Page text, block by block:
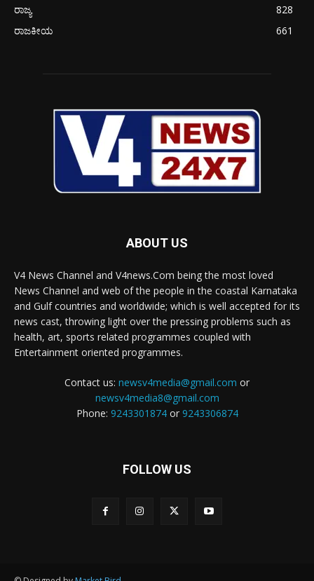
ರಾಜ್ಯ
828
ರಾಜಕೀಯ
661
ABOUT US
V4 News Channel and V4news.Com being the most loved
News Channel and web of the people in the coastal Karnataka
and Gulf countries and worldwide; which is well accepted for its
news cast, throwing light over the pressing problems such as
health, art, sports related programmes coupled with
Entertainment oriented programmes.
Contact us: newsv4media@gmail.com or
newsv4media8@gmail.com
Phone: 9243301874or 9243306874
FOLLOW US